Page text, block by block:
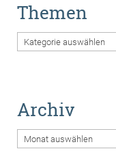
Themen
Themen
Archiv
Archiv